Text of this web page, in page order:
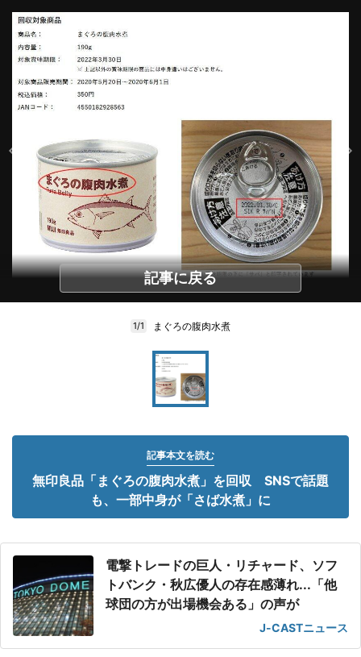
記事に戻る
1/1 まぐろの腹肉水煮
記事本文を読む
無印良品「まぐろの腹肉水煮」を回収 SNSで話題
も、一部中身が「さば水煮」に
電撃トレードの巨人・リチャード、ソフ
トバンク・秋広優人の存在感薄れ...「他
球団の方が出場機会ある」の声が
J-CASTニュース